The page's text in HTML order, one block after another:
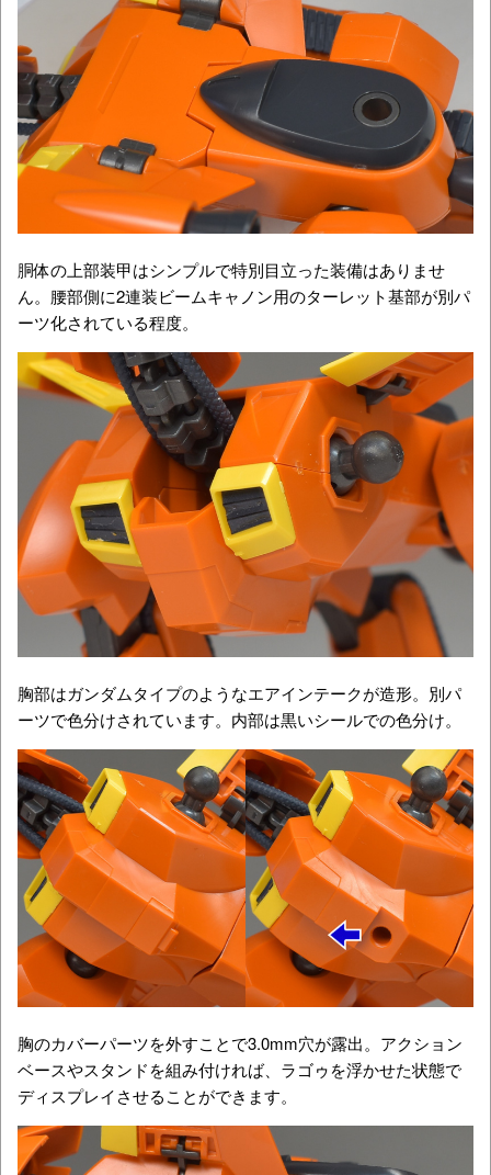
胴体の上部装甲はシンプルで特別目立った装備はありませ
ん。腰部側に2連装ビームキャノン用のターレット基部が別パ
ーツ化されている程度。
胸部はガンダムタイプのようなエアインテークが造形。別パ
ーツで色分けされています。内部は黒いシールでの色分け。
胸のカバーパーツを外すことで3.0mm穴が露出。アクション
ベースやスタンドを組み付ければ、ラゴゥを浮かせた状態で
ディスプレイさせることができます。